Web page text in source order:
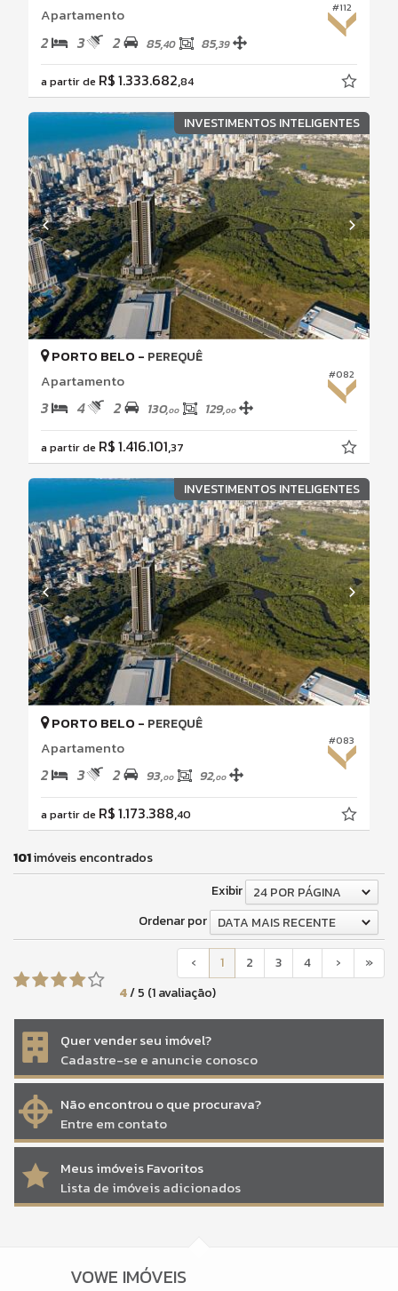
#112
Apartamento
2 3 2 85,40 85,39
a partir de R$ 1.333.682,84
INVESTIMENTOS INTELIGENTES
#082
PORTO BELO - PEREQUÊ
Apartamento
3 4 2 130,00 129,00
a partir de R$ 1.416.101,37
INVESTIMENTOS INTELIGENTES
#083
PORTO BELO - PEREQUÊ
Apartamento
2 3 2 93,00 92,00
a partir de R$ 1.173.388,40
101imóveis encontrados
Exibir
24 POR PÁGINA
Ordenar por
DATA MAIS RECENTE
‹ 1 2 3 4 ›
»
4/5 (1avaliação)
Quer vender seu imóvel?
Cadastre-se e anuncie conosco
Não encontrou o que procurava?
Entre em contato
Meus imóveis Favoritos
Lista de imóveis adicionados
VOWE IMÓVEIS